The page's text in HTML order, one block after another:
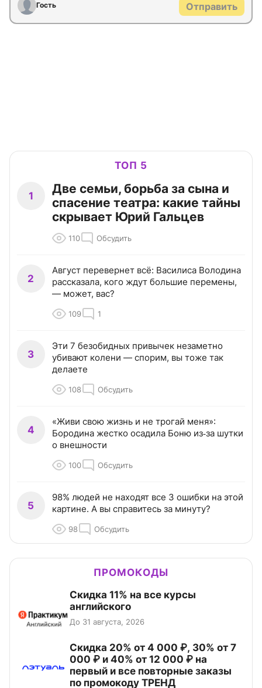
Гость Отправить
ТОП 5
1
Две семьи, борьба за сына и
спасение театра: какие тайны
скрывает Юрий Гальцев
110 Обсудить
2
Август перевернет всё: Василиса Володина
рассказала, кого ждут большие перемены,
— может, вас?
109 1
3
Эти 7 безобидных привычек незаметно
убивают колени — спорим, вы тоже так
делаете
108 Обсудить
4
«Живи свою жизнь и не трогай меня»:
Бородина жестко осадила Боню из‑за шутки
о внешности
100 Обсудить
5
98% людей не находят все 3 ошибки на этой
картине. А вы справитесь за минуту?
98 Обсудить
ПРОМОКОДЫ
Скидка 11% на все курсы
английского
До 31 августа, 2026
Скидка 20% от 4 000 ₽, 30% от 7
000 ₽ и 40% от 12 000 ₽ на
первый и все повторные заказы
по промокоду ТРЕНД